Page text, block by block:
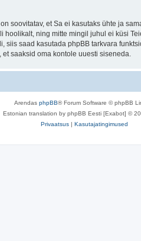
soovitatav, et Sa ei kasutaks ühte ja
ning mitte mingil juhul ei küsi
saad kasutada phpBB tarkvara
saaksid oma kontole uuesti siseneda.
Arendas phpBB® Forum Software © phpBB
Estonian translation by phpBB Eesti [Exabot] ©
Privaatsus | Kasutajatingimused